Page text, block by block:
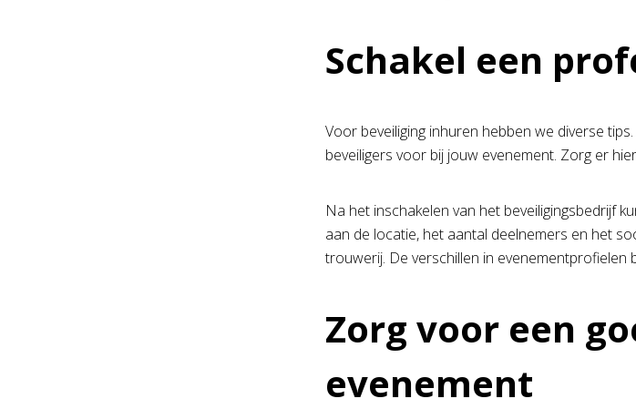
Schakel een
Voor beveiliging inhuren hebben we diverse
beveiligers voor bij jouw evenement. Zorg er
Na het inschakelen van het beveiligingsbedrijf
aan de locatie, het aantal deelnemers en het
trouwerij. De verschillen in evenementprofielen
Zorg voor een
evenement